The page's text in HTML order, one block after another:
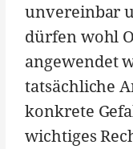
unvereinbar
dürfen wohl
angewendet
tatsächliche
konkrete
wichtiges